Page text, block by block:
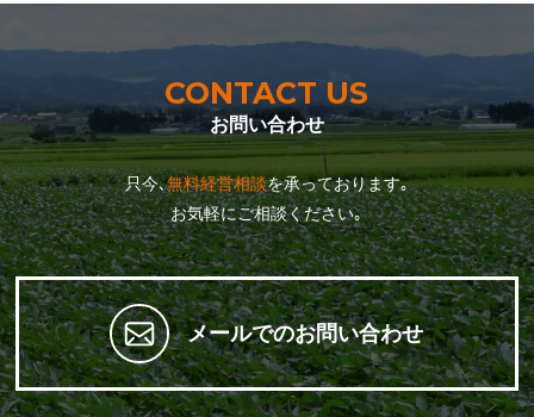
CONTACT US
お問い合わせ
只今､無料経営相談を承っております｡
お気軽にご相談ください｡
メールでのお問い合わせ